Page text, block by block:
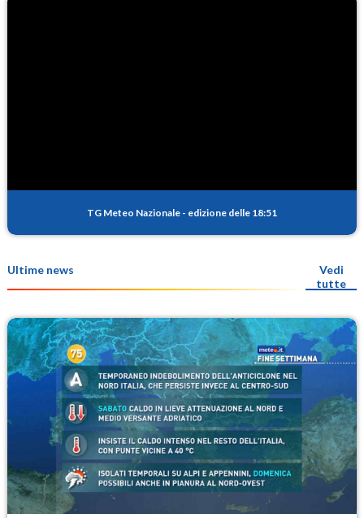
TG Meteo Nazionale - edizione delle 18:51
Ultime news
Vedi
tutte